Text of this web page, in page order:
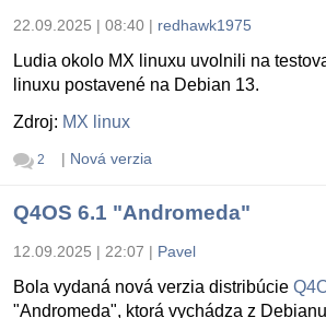
22.09.2025 | 08:40 | redhawk1975
Ludia okolo MX linuxu uvolnili na
linuxu postavené na Debian 13.
Zdroj: MX linux
2 | Nová verzia
Q4OS 6.1 "Andromeda"
12.09.2025 | 22:07 | Pavel
Bola vydaná nová verzia distribúcie
"Andromeda", ktorá vychádza z